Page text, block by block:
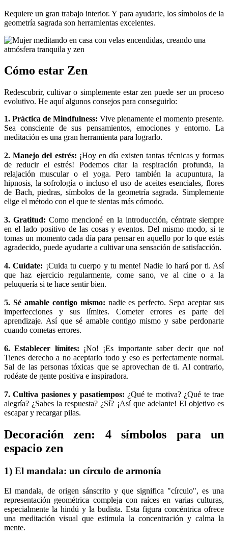
Requiere un gran trabajo interior. Y para ayudarte, los símbolos de la
geometría sagrada son herramientas excelentes.
Cómo estar Zen
Redescubrir, cultivar o simplemente estar zen puede ser un proceso
evolutivo. He aquí algunos consejos para conseguirlo:
1. Práctica de Mindfulness: Vive plenamente el momento presente.
Sea consciente de sus pensamientos, emociones y entorno. La
meditación es una gran herramienta para lograrlo.
2. Manejo del estrés: ¡Hoy en día existen tantas técnicas y formas
de reducir el estrés! Podemos citar la respiración profunda, la
relajación muscular o el yoga. Pero también la acupuntura, la
hipnosis, la sofrología o incluso el uso de aceites esenciales, flores
de Bach, piedras, símbolos de la geometría sagrada. Simplemente
elige el método con el que te sientas más cómodo.
3. Gratitud: Como mencioné en la introducción, céntrate siempre
en el lado positivo de las cosas y eventos. Del mismo modo, si te
tomas un momento cada día para pensar en aquello por lo que estás
agradecido, puede ayudarte a cultivar una sensación de satisfacción.
4. Cuídate: ¡Cuida tu cuerpo y tu mente! Nadie lo hará por ti. Así
que haz ejercicio regularmente, come sano, ve al cine o a la
peluquería si te hace sentir bien.
5. Sé amable contigo mismo: nadie es perfecto. Sepa aceptar sus
imperfecciones y sus límites. Cometer errores es parte del
aprendizaje. Así que sé amable contigo mismo y sabe perdonarte
cuando cometas errores.
6. Establecer límites: ¡No! ¡Es importante saber decir que no!
Tienes derecho a no aceptarlo todo y eso es perfectamente normal.
Sal de las personas tóxicas que se aprovechan de ti. Al contrario,
rodéate de gente positiva e inspiradora.
7. Cultiva pasiones y pasatiempos: ¿Qué te motiva? ¿Qué te trae
alegría? ¿Sabes la respuesta? ¿Sí? ¡Así que adelante! El objetivo es
escapar y recargar pilas.
Decoración zen: 4 símbolos para un
espacio zen
1) El mandala: un círculo de armonía
El mandala, de origen sánscrito y que significa "círculo", es una
representación geométrica compleja con raíces en varias culturas,
especialmente la hindú y la budista. Esta figura concéntrica ofrece
una meditación visual que estimula la concentración y calma la
mente.